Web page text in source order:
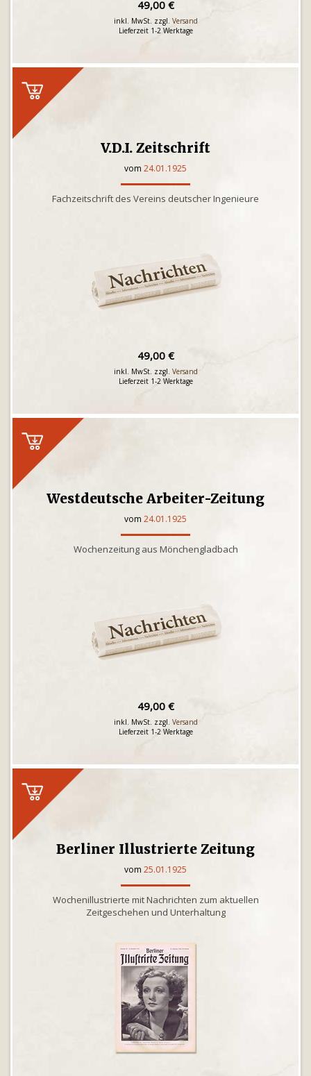
49,00 €
inkl. MwSt. zzgl. Versand
Lieferzeit 1-2 Werktage
V.D.I. Zeitschrift
vom 24.01.1925
Fachzeitschrift des Vereins deutscher Ingenieure
49,00 €
inkl. MwSt. zzgl. Versand
Lieferzeit 1-2 Werktage
Westdeutsche Arbeiter-Zeitung
vom 24.01.1925
Wochenzeitung aus Mönchengladbach
49,00 €
inkl. MwSt. zzgl. Versand
Lieferzeit 1-2 Werktage
Berliner Illustrierte Zeitung
vom 25.01.1925
Wochenillustrierte mit Nachrichten zum aktuellen
Zeitgeschehen und Unterhaltung